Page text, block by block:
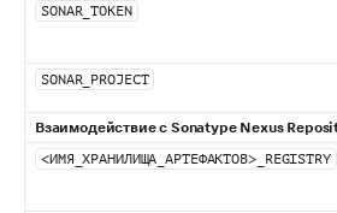
SONAR_TOKEN
SONAR_PROJECT
Взаимодействие с Sonatype Nexus
<ИМЯ_ХРАНИЛИЩА_АРТЕФАКТОВ>_REGISTRY